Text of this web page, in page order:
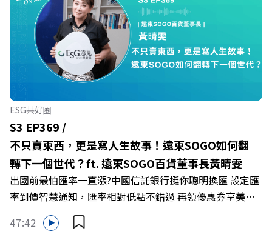
的應對姿態，以及在緊湊的職場節奏中，修煉安頓心法！
🔺你的自我價值，難道只能由考績和主管來決定？ 🔺你或
你的同事，正在用哪種「不一致」的姿態應對壓力？ 🔺如
何在中高壓的「三明治主管」困境中全身而退？ 主持人／
遠見雜誌總編輯 林讓均 與談人／薩提爾模式溝通引導師、
作者 李崇義、謝佳芸 +++++ 🫧清除腦袋的盲點，也順手理
清生活的雜亂。 點開看質感養成術>>
https://gvmkt.pse.is/9al3px ✨關注《遠見》更多的社群：
LINE：https://reurl.cc/A4ELQp IG：
https://bit.ly/3AjBWNV YT：https://bit.ly/38jNi9k
Powered by Firstory Hosting
ESG共好圈
S3 EP369 /
不只賣東西，更是寫人生故事！遠東SOGO如何翻
轉下一個世代？ft. 遠東SOGO百貨董事長黃晴雯
出國前最怕匯率一直漲?中國信託銀行挺你聰明換匯 設定匯
率到價智慧通知，匯率相對低點不錯過 再領優惠券享美金
最高減3分等優惠 立即設定： https://fstry.pse.is/9d7lr7
投資外幣如幣別轉換可能產生匯兌損失，應評估涉及自身情
47:42